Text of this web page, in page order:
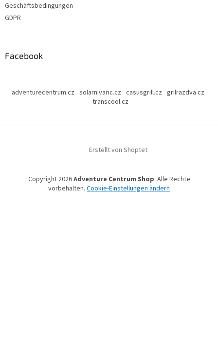
Geschäftsbedingungen
GDPR
Facebook
adventurecentrum.cz solarnivaric.cz casusgrill.cz grilrazdva.cz
transcool.cz
Erstellt von Shoptet
Copyright 2026Adventure Centrum Shop. Alle Rechte
vorbehalten. Cookie-Einstellungen ändern